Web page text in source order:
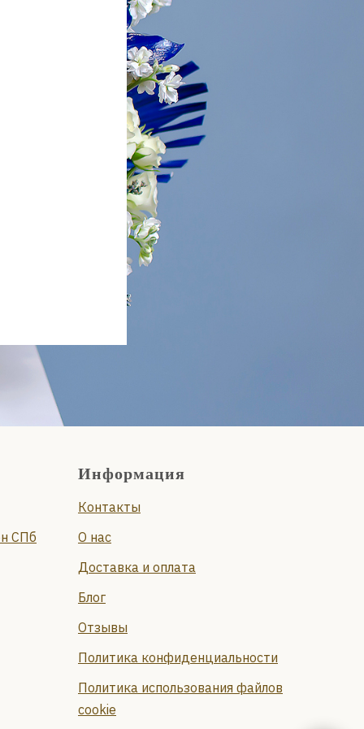
СПб
Информация
Контакты
О нас
Доставка и оплата
Блог
Отзывы
Политика конфиденциальности
Политика использования файлов
cookie